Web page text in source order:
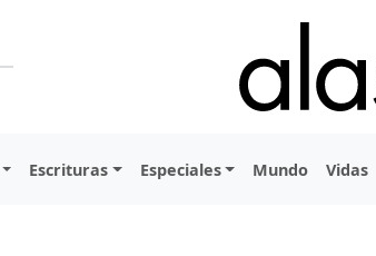
Escrituras Especiales Mundo Vidas